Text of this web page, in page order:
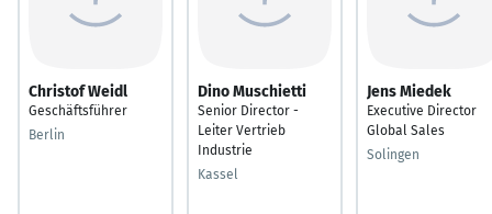
Christof Weidl
Geschäftsführer
Berlin
Dino Muschietti
Senior Director -
Leiter Vertrieb
Industrie
Kassel
Jens Miedek
Executive Director
Global Sales
Solingen